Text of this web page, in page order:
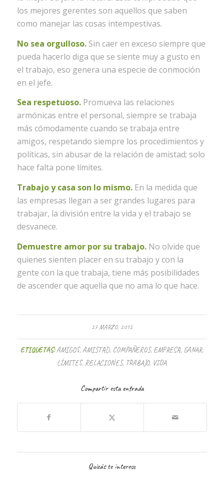
los mejores gerentes son aquellos que saben
como manejar las cosas intempestivas.
No sea orgulloso.Sin caer en exceso siempre que
pueda hacerlo diga que se siente muy a gusto en
el trabajo, eso genera una especie de conmoción
en el jefe.
Sea respetuoso.Promueva las relaciones
armónicas entre el personal, siempre se trabaja
más cómodamente cuando se trabaja entre
amigos, respetando siempre los procedimientos y
políticas, sin abusar de la relación de amistad; solo
hace falta pone límites.
Trabajo y casa son lo mismo.En la medida que
las empresas llegan a ser grandes lugares para
trabajar, la división entre la vida y el trabajo se
desvanece.
Demuestre amor por su trabajo.No olvide que
quienes sienten placer en su trabajo y con la
gente con la que trabaja, tiene más posibilidades
de ascender que aquella que no ama lo que hace.
27 MARZO, 2012
ETIQUETAS:AMIGOS,AMISTAD, COMPAÑEROS, EMPRESA, GANAR,
LÍMITES, RELACIONES, TRABAJO, VIDA
Compartir esta entrada
Quizás te interese